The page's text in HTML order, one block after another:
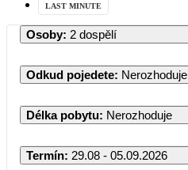
LAST MINUTE
Osoby: 2 dospělí
Odkud pojedete: Nerozhoduje
Délka pobytu: Nerozhoduje
Termín: 29.08 - 05.09.2026